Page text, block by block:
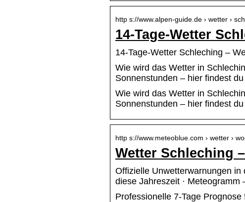
http s://www.alpen-guide.de › wetter ›
14-Tage-Wetter
14-Tage-Wetter Schleching –
Wie wird das Wetter in
Sonnenstunden – hier findest
Wie wird das Wetter in
Sonnenstunden – hier findest
http s://www.meteoblue.com › wetter ›
Wetter Schleching
Offizielle Unwetterwarnungen
diese Jahreszeit · Meteogramm
Professionelle 7-Tage